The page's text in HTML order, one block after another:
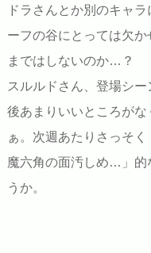
ドラさんとか別のキャ
ーフの谷にとっては欠
まではしないのか…？
スルルドさん、登場シ
後あまりいいところが
ぁ。次週あたりさっそ
魔六角の面汚しめ…」的
うか。